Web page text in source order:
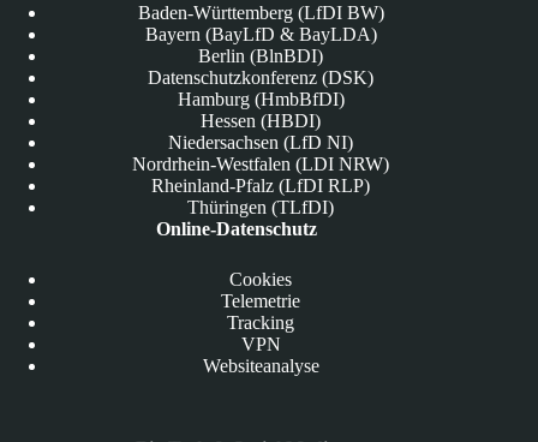
Baden-Württemberg (LfDI BW)
Bayern (BayLfD & BayLDA)
Berlin (BlnBDI)
Datenschutzkonferenz (DSK)
Hamburg (HmbBfDI)
Hessen (HBDI)
Niedersachsen (LfD NI)
Nordrhein-Westfalen (LDI NRW)
Rheinland-Pfalz (LfDI RLP)
Thüringen (TLfDI)
Online-Datenschutz
Cookies
Telemetrie
Tracking
VPN
Websiteanalyse